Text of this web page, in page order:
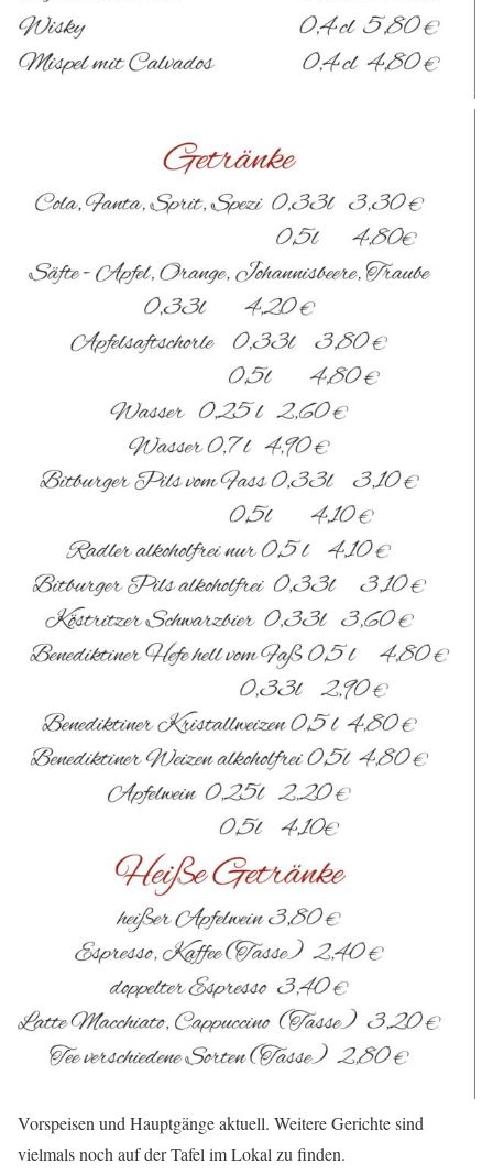
Vorspeisen und Hauptgänge aktuell. Weitere Gerichte sind
vielmals noch auf der Tafel im Lokal zu finden.